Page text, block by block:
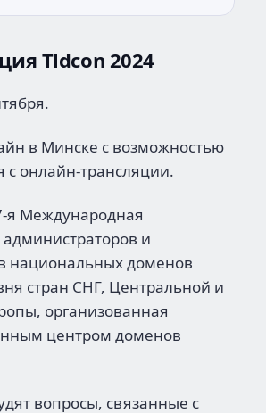
Tldcon 2024
в Минске с возможностью
с онлайн-трансляции.
я Международная
и
национальных доменов
стран СНГ, Центральной и
организованная
центром доменов
вопросы, связанные с